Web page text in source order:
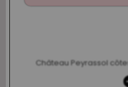
Château Peyrassol